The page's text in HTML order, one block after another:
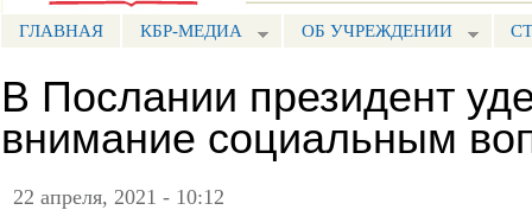
ГЛАВНАЯ КБР-МЕДИА ОБ УЧРЕЖДЕНИИ
В Послании президент
внимание социальным
22 апреля, 2021 - 10:12